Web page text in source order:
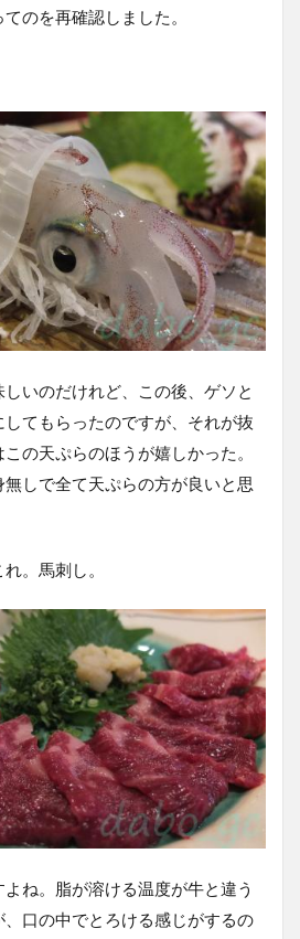
のを再確認しました。
いのだけれど、この後、ゲソと
てもらったのですが、それが抜
の天ぷらのほうが嬉しかった。
しで全て天ぷらの方が良いと思
。馬刺し。
ね。脂が溶ける温度が牛と違う
口の中でとろける感じがするの